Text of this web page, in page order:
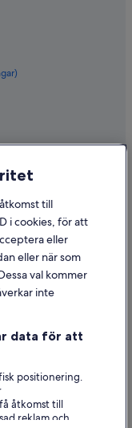
till
i cookies, för att
eller
eller när som
val kommer
inte
data för att
positionering.
åtkomst till
reklam och